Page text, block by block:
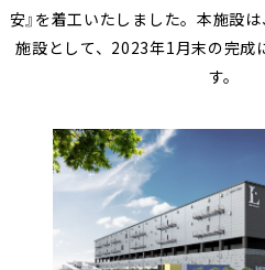
社会変化への対応
ガバナンスの充
サステナブルフ
ンス
安』を着工いたしました。本施設
施設として、2023年1月末の完成
す。